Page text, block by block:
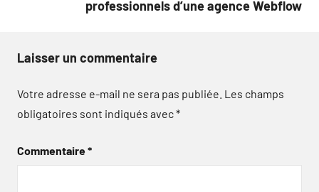
professionnels d’une agence Webflow
Laisser un commentaire
Votre adresse e-mail ne sera pas publiée. Les champs
obligatoires sont indiqués avec*
Commentaire*